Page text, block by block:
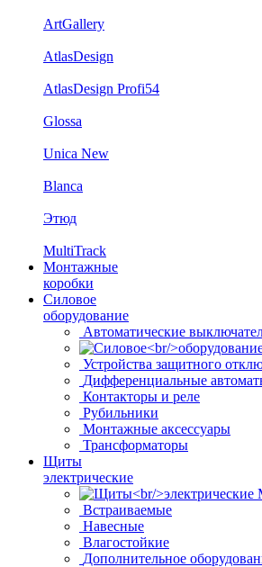
ArtGallery
AtlasDesign
AtlasDesign Profi54
Glossa
Unica New
Blanca
Этюд
MultiTrack
Монтажные
коробки
Силовое
оборудование
Автоматические
Устройства защитного
Дифференциальные
Контакторы и реле
Рубильники
Монтажные аксессуары
Трансформаторы
Щиты
электрические
Встраиваемые
Навесные
Влагостойкие
Дополнительное